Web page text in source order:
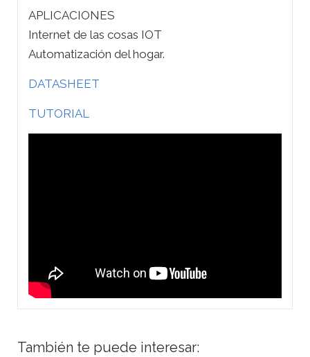
APLICACIONES
Internet de las cosas IOT
Automatización del hogar.
DATASHEET
TUTORIAL
También te puede interesar: